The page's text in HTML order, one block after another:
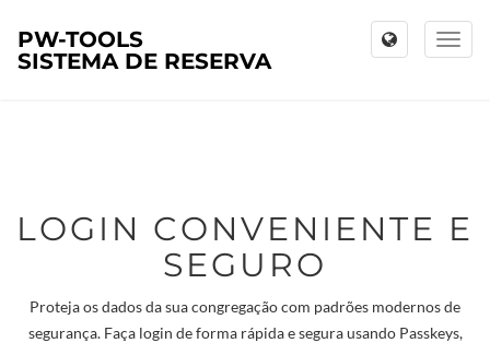
Toggle
PW-TOOLS
SISTEMA DE RESERVA
LOGIN CONVENIENTE E
SEGURO
Proteja os dados da sua congregação com padrões modernos de
segurança. Faça login de forma rápida e segura usando Passkeys,